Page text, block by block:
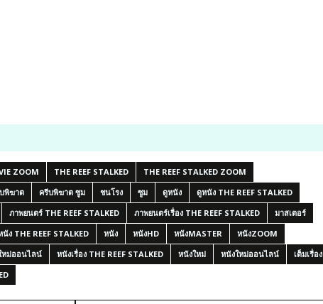
ZOOM THE REEF STALKED
THE REEF STALKED ZOOM
พิฆาต ครีบพิฆาต ซูม ชนโรง ซูม ดูหนัง
ดูหนัง THE REEF STALKED
ภาพยนตร์ THE REEF STALKED ภาพยนตร์เรื่อง THE REEF STALKED
มาสเตอร์
นัง THE REEF STALKED หนัง หนังHD หนังMASTER
หนังZOOM
หม่ออนไลน์ หนังเรื่อง THE REEF STALKED หนังใหม่ หนังใหม่ออนไลน์
เต็มเรื่อง